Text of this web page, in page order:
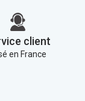
client
en France